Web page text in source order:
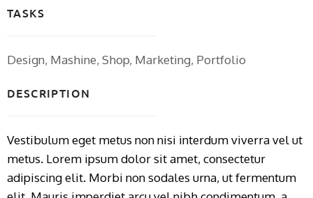
TASKS
Design, Mashine, Shop, Marketing, Portfolio
DESCRIPTION
Vestibulum eget metus non nisi interdum viverra vel ut
metus. Lorem ipsum dolor sit amet, consectetur
adipiscing elit. Morbi non sodales urna, ut fermentum